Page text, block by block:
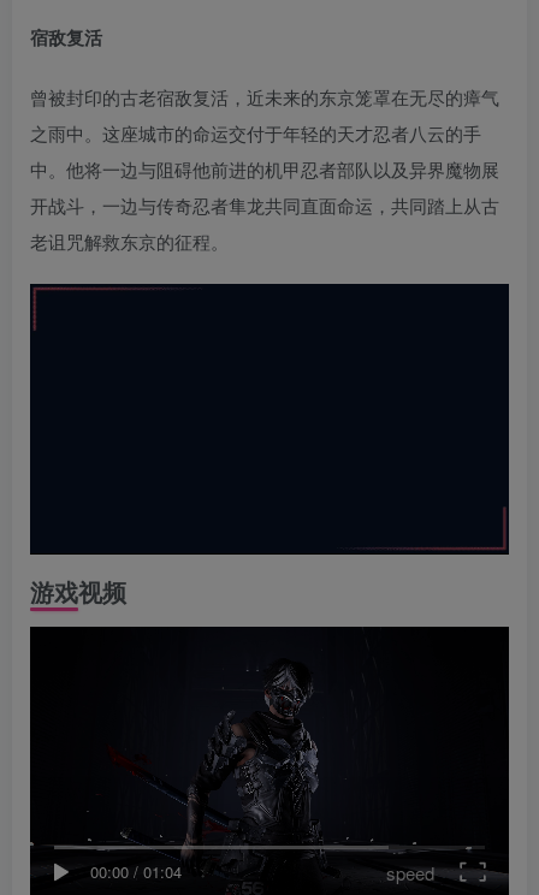
宿敌复活
曾被封印的古老宿敌复活，近未来的东京笼罩在无尽的瘴气
之雨中。这座城市的命运交付于年轻的天才忍者八云的手
中。他将一边与阻碍他前进的机甲忍者部队以及异界魔物展
开战斗，一边与传奇忍者隼龙共同直面命运，共同踏上从古
老诅咒解救东京的征程。
游戏视频
00:00 / 01:04 speed